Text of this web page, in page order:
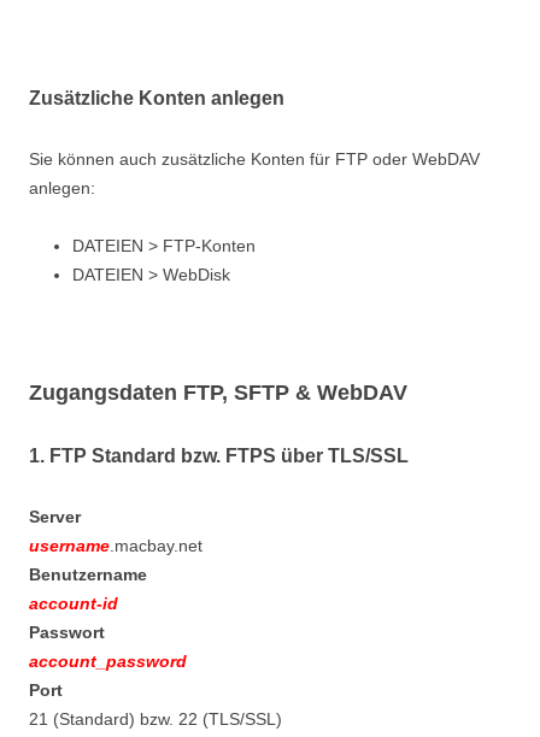
Zusätzliche Konten anlegen
Sie können auch zusätzliche Konten für FTP oder WebDAV
anlegen:
DATEIEN > FTP-Konten
DATEIEN > WebDisk
Zugangsdaten FTP, SFTP & WebDAV
1. FTP Standard bzw. FTPS über TLS/SSL
Server
username .macbay.net
Benutzername
account-id
Passwort
account_password
Port
21 (Standard) bzw. 22 (TLS/SSL)